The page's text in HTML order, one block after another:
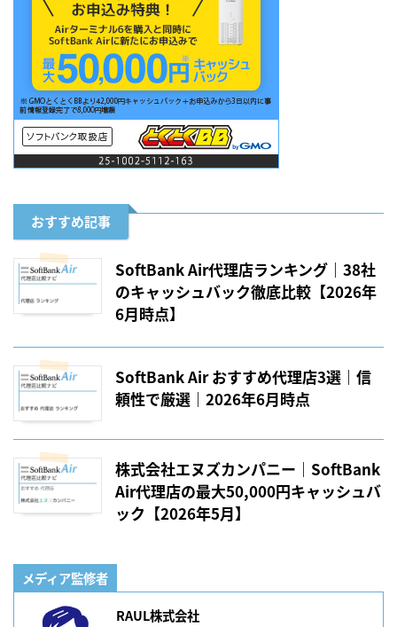
おすすめ記事
SoftBank Air代理店ランキング｜38社
のキャッシュバック徹底比較【2026年
6月時点】
SoftBank Air おすすめ代理店3選｜信
頼性で厳選｜2026年6月時点
株式会社エヌズカンパニー｜SoftBank
Air代理店の最大50,000円キャッシュバ
ック【2026年5月】
メディア監修者
RAUL株式会社